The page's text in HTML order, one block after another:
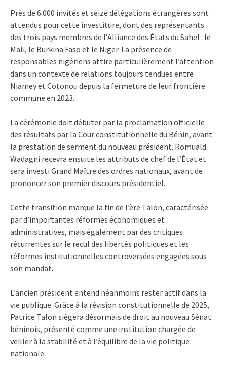
Près de 6 000 invités et seize délégations étrangères sont
attendus pour cette investiture, dont des représentants
des trois pays membres de l’Alliance des États du Sahel : le
Mali, le Burkina Faso et le Niger. La présence de
responsables nigériens attire particulièrement l’attention
dans un contexte de relations toujours tendues entre
Niamey et Cotonou depuis la fermeture de leur frontière
commune en 2023.
La cérémonie doit débuter par la proclamation officielle
des résultats par la Cour constitutionnelle du Bénin, avant
la prestation de serment du nouveau président. Romuald
Wadagni recevra ensuite les attributs de chef de l’État et
sera investi Grand Maître des ordres nationaux, avant de
prononcer son premier discours présidentiel.
Cette transition marque la fin de l’ère Talon, caractérisée
par d’importantes réformes économiques et
administratives, mais également par des critiques
récurrentes sur le recul des libertés politiques et les
réformes institutionnelles controversées engagées sous
son mandat.
L’ancien président entend néanmoins rester actif dans la
vie publique. Grâce à la révision constitutionnelle de 2025,
Patrice Talon siègera désormais de droit au nouveau Sénat
béninois, présenté comme une institution chargée de
veiller à la stabilité et à l’équilibre de la vie politique
nationale.